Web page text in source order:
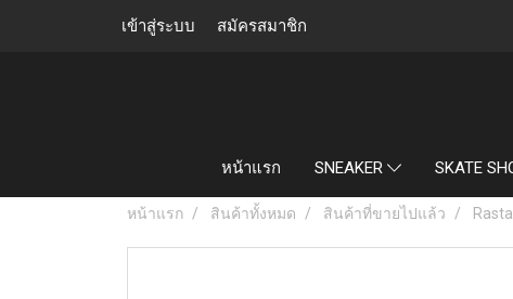
เข้าสู่ระบบ สมัครสมาชิก
หน้าแรก SNEAKER SKATE
หน้าแรก สินค้าทั้งหมด สินค้าที่ขายไปแล้ว